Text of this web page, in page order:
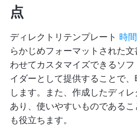
点
ディレクトリテンプレート 時
らかじめフォーマットされた
わせてカスタマイズできるソ
イダーとして提供することで
します。また、作成したディ
あり、使いやすいものである
も役立ちます。